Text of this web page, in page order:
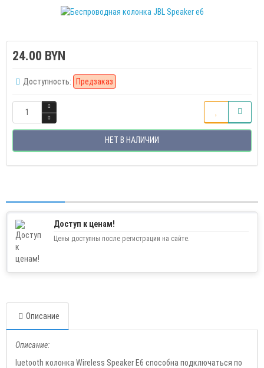
24.00 BYN
Доступность: Предзаказ
НЕТ В НАЛИЧИИ
Доступ к ценам!
Цены доступны после регистрации на сайте.
Описание
Описание:
luetooth колонка Wireless Speaker E6 способна подключаться по